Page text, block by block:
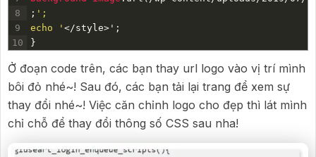
8
9
10
; ';
echo ' </style> ' ;
}
Ở đoạn code trên, các bạn thay url logo vào vị trí mình
bôi đỏ nhé~! Sau đó, các bạn tải lại trang để xem sự
thay đổi nhé~! Việc căn chỉnh logo cho đẹp thì lát mình
chỉ chỗ để thay đổi thông số CSS sau nha!